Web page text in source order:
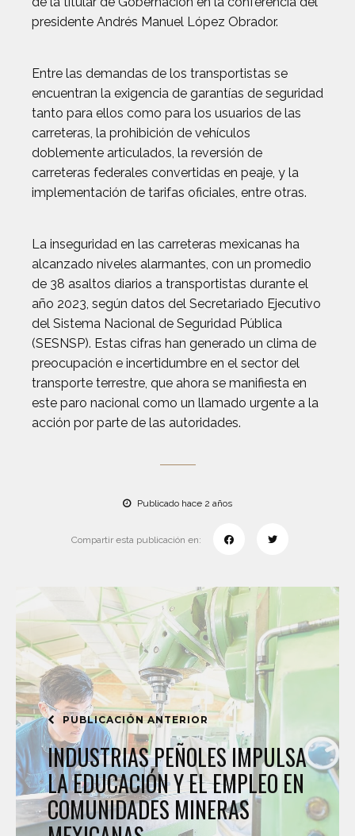
presidente Andrés Manuel López Obrador.
Entre las demandas de los transportistas se
encuentran la exigencia de garantías de seguridad
tanto para ellos como para los usuarios de las
carreteras, la prohibición de vehículos
doblemente articulados, la reversión de
carreteras federales convertidas en peaje, y la
implementación de tarifas oficiales, entre otras.
La inseguridad en las carreteras mexicanas ha
alcanzado niveles alarmantes, con un promedio
de 38 asaltos diarios a transportistas durante el
año 2023, según datos del Secretariado Ejecutivo
del Sistema Nacional de Seguridad Pública
(SESNSP). Estas cifras han generado un clima de
preocupación e incertidumbre en el sector del
transporte terrestre, que ahora se manifiesta en
este paro nacional como un llamado urgente a la
acción por parte de las autoridades.
Publicado hace 2 años
Compartir esta publicación en:
PUBLICACIÓN ANTERIOR
INDUSTRIAS PEÑOLES IMPULSA
LA EDUCACIÓN Y EL EMPLEO EN
COMUNIDADES MINERAS